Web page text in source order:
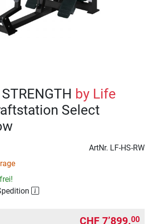
by Life
Select
ArtNr. LF-HS-RW
CHF 7’899.00